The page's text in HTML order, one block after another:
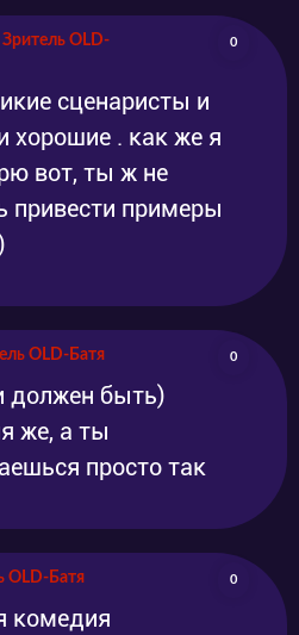
Зритель OLD-
0
сценаристы и
хорошие . как же я
вот, ты ж не
привести примеры
OLD-Батя 0
должен быть)
же, а ты
просто так
OLD-Батя 0
комедия